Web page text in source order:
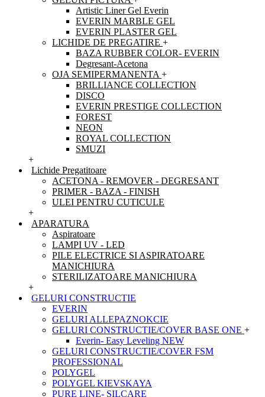
Artistic Liner Gel Everin
EVERIN MARBLE GEL
EVERIN PLASTER GEL
LICHIDE DE PREGATIRE +
BAZA RUBBER COLOR- EVERIN
Degresant-Acetona
OJA SEMIPERMANENTA +
BRILLIANCE COLLECTION
DISCO
EVERIN PRESTIGE COLLECTION
FOREST
NEON
ROYAL COLLECTION
SMUZI
+
Lichide Pregatitoare
ACETONA - REMOVER - DEGRESANT
PRIMER - BAZA - FINISH
ULEI PENTRU CUTICULE
+
APARATURA
Aspiratoare
LAMPI UV - LED
PILE ELECTRICE SI ASPIRATOARE
MANICHIURA
STERILIZATOARE MANICHIURA
+
GELURI CONSTRUCTIE
EVERIN
GELURI ALLEPAZNOKCIE
GELURI CONSTRUCTIE/COVER BASE ONE +
Everin- Easy Leveling NEW
GELURI CONSTRUCTIE/COVER FSM
PROFESSIONAL
POLYGEL
POLYGEL KIEVSKAYA
PURE LINE- SILCARE